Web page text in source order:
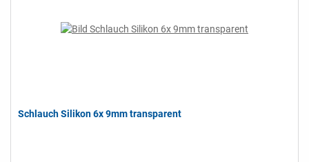
Schlauch Silikon 6x 9mm transparent